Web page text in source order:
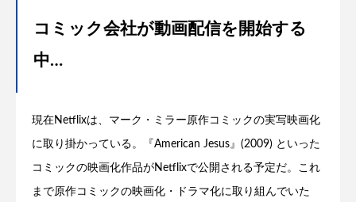
コミック会社が動画配信を開始する
中…
現在Netflixは、マーク・ミラー原作コミックの実写映画化
に取り掛かっている。『American Jesus』(2009) といった
コミックの映画化作品がNetflixで公開される予定だ。これ
まで原作コミックの映画化・ドラマ化に取り組んでいた